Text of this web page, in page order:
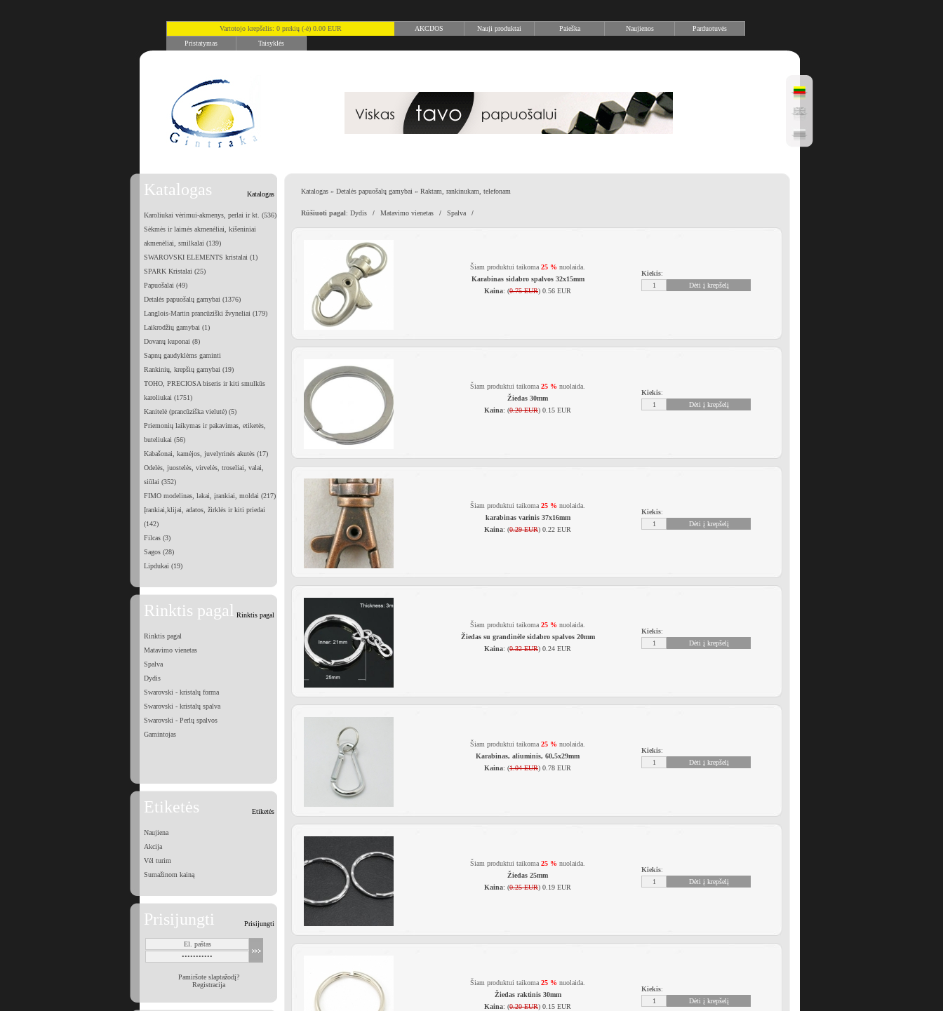
Vartotojo krepšelis: 0 prekių (-ė) 0.00 EUR AKCIJOS Nauji produktai Paieška Naujienos
Parduotuvės
Pristatymas
Taisyklės
Katalogas Katalogas
Karoliukai vėrimui-akmenys, perlai ir kt. (536)
Sėkmės ir laimės akmenėliai, kišeniniai
akmenėliai, smilkalai (139)
SWAROVSKI ELEMENTS kristalai (1)
SPARK Kristalai (25)
Papuošalai (49)
Detalės papuošalų gamybai (1376)
Langlois-Martin prancūziški žvyneliai (179)
Laikrodžių gamybai (1)
Dovanų kuponai (8)
Sapnų gaudyklėms gaminti
Rankinių, krepšių gamybai (19)
TOHO, PRECIOSA biseris ir kiti smulkūs
karoliukai (1751)
Kanitelė (prancūziška vielutė) (5)
Priemonių laikymas ir pakavimas, etiketės,
buteliukai (56)
Kabašonai, kamėjos, juvelyrinės akutės (17)
Odelės, juostelės, virvelės, troseliai, valai,
siūlai (352)
FIMO modelinas, lakai, įrankiai, moldai (217)
Įrankiai,klijai, adatos, žirklės ir kiti priedai
(142)
Filcas (3)
Sagos (28)
Lipdukai (19)
Rinktis pagal Rinktis pagal
Rinktis pagal
Matavimo vienetas
Spalva
Dydis
Swarovski - kristalų forma
Swarovski - kristalų spalva
Swarovski - Perlų spalvos
Gamintojas
Etiketės Etiketės
Naujiena
Akcija
Vėl turim
Sumažinom kainą
Prisijungti Prisijungti
Pamiršote slaptažodį?
Registracija
Katalogas » Detalės papuošalų gamybai » Raktam, rankinukam, telefonam
Rūšiuoti pagal: Dydis / Matavimo vienetas / Spalva /
Šiam produktui taikoma 25 % nuolaida.
Karabinas sidabro spalvos 32x15mm
Kaina: (0.75 EUR) 0.56 EUR
Kiekis:
Šiam produktui taikoma 25 % nuolaida.
Žiedas 30mm
Kaina: (0.20 EUR) 0.15 EUR
Kiekis:
Šiam produktui taikoma 25 % nuolaida.
karabinas varinis 37x16mm
Kaina: (0.29 EUR) 0.22 EUR
Kiekis:
Šiam produktui taikoma 25 % nuolaida.
Žiedas su grandinėle sidabro spalvos 20mm
Kaina: (0.32 EUR) 0.24 EUR
Kiekis:
Šiam produktui taikoma 25 % nuolaida.
Karabinas, aliuminis, 60,5x29mm
Kaina: (1.04 EUR) 0.78 EUR
Kiekis:
Šiam produktui taikoma 25 % nuolaida.
Žiedas 25mm
Kaina: (0.25 EUR) 0.19 EUR
Kiekis:
Šiam produktui taikoma 25 % nuolaida.
Žiedas raktinis 30mm
Kaina: (0.20 EUR) 0.15 EUR
Kiekis: